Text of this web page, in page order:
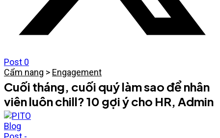
Post 0
Cẩm nang > Engagement
Cuối tháng, cuối quý làm sao để nhân
viên luôn chill? 10 gợi ý cho HR, Admin